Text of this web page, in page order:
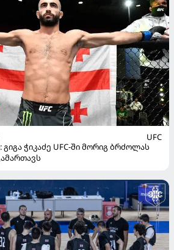
UFC
ჭიკაძე UFC-ში მორიგ ბრძოლას